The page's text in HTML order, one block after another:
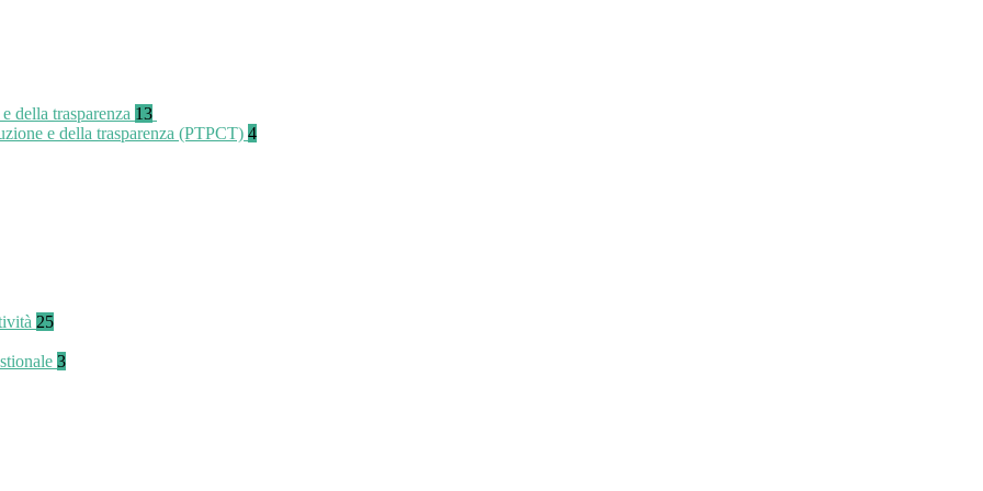
della trasparenza 13
e della trasparenza (PTPCT) 4
25
3